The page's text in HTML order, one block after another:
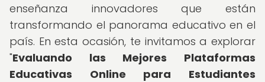
enseñanza innovadores que están
transformando el panorama educativo en el
país. En esta ocasión, te invitamos a explorar
"Evaluando las Mejores Plataformas
Educativas Online para Estudiantes